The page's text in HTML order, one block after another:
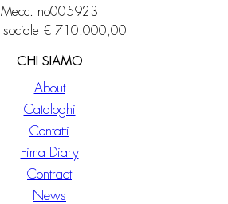
Mecc. no005923
sociale € 710.000,00
CHI SIAMO
About
Cataloghi
Contatti
Fima Diary
Contract
News